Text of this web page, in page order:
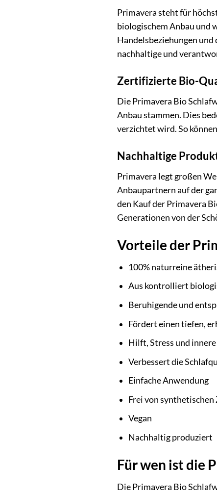
Primavera steht für
biologischem Anbau und
Handelsbeziehungen
nachhaltige und
Zertifizierte Bio-
Die Primavera Bio
Anbau stammen. Dies
verzichtet wird. So
Nachhaltige
Primavera legt großen
Anbaupartnern auf der
den Kauf der Primavera
Generationen von der
Vorteile der
100% naturreine
Aus kontrolliert
Beruhigende und
Fördert einen tiefen,
Hilft, Stress und
Verbessert die
Einfache Anwendung
Frei von synthetischen
Vegan
Nachhaltig produziert
Für wen ist die
Die Primavera Bio